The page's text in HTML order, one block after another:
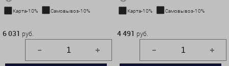
Карта-10% Самовывоз-10%
6 031 руб.
Карта-10% Самовывоз-10%
4 491 руб.